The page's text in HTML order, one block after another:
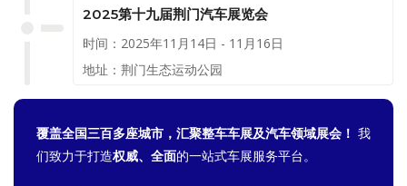
2025第十九届荆门汽车展览会
时间：2025年11月14日 - 11月16日
地址：荆门生态运动公园
覆盖全国三百多座城市，汇聚整车车展及汽车领域展会！ 我
们致力于打造权威、全面的一站式车展服务平台。